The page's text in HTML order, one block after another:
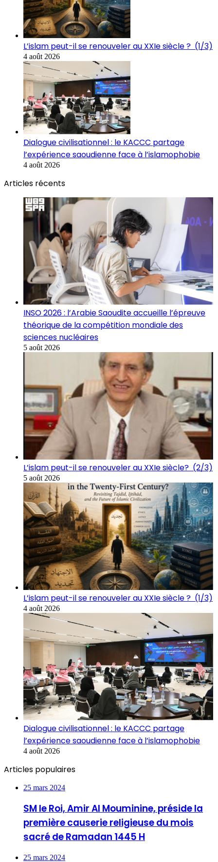
L’islam peut-il se renouveler au XXIe siècle ? (1/3)
4 août 2026
Dialogue civilisationnel : le KACCC partage
l’expérience saoudienne face à l’islamophobie
4 août 2026
Articles récents
INSO 2026 : l’Arabie Saoudite accueille l’épreuve
théorique de la compétition mondiale des
sciences nucléaires
5 août 2026
L’islam peut-il se renouveler au XXIe siècle? (2/3)
5 août 2026
L’islam peut-il se renouveler au XXIe siècle ? (1/3)
4 août 2026
Dialogue civilisationnel : le KACCC partage
l’expérience saoudienne face à l’islamophobie
4 août 2026
Articles populaires
25 mars 2024
SM le Roi, Amir Al Mouminine, préside la
première causerie religieuse du mois
sacré de Ramadan 1445 H
25 mars 2024